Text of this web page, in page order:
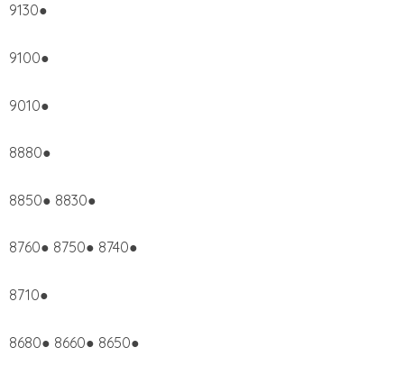
9130●
9100●
9010●
8880●
8850● 8830●
8760● 8750● 8740●
8710●
8680● 8660● 8650●